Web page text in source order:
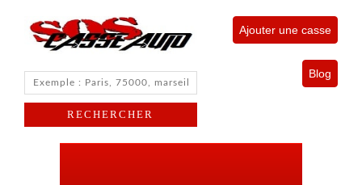
Ajouter une casse
Blog